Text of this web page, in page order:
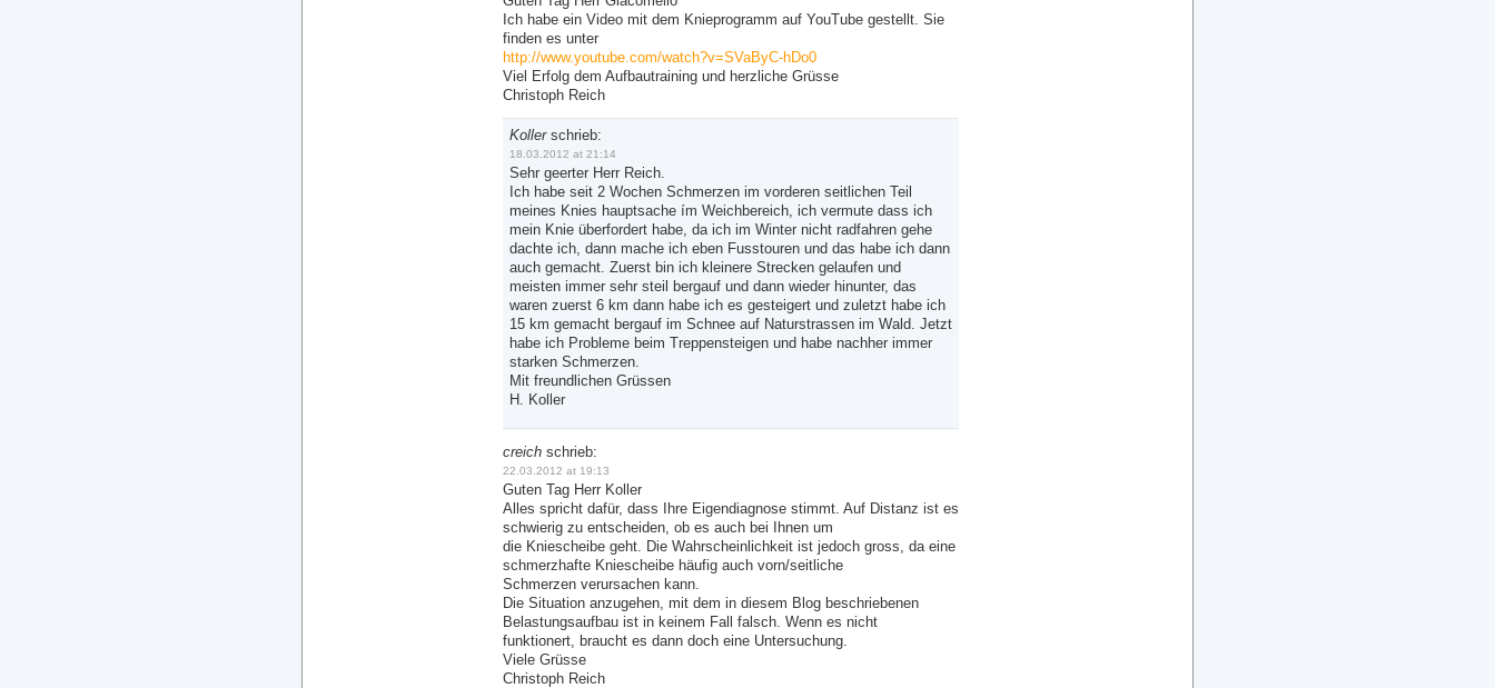
Ich habe ein Video mit dem Knieprogramm auf YouTube gestellt. Sie
finden es unter
http://www.youtube.com/watch?v=SVaByC-hDo0
Viel Erfolg dem Aufbautraining und herzliche Grüsse
Christoph Reich
Kollerschrieb:
18.03.2012 at 21:14
Sehr geerter Herr Reich.
Ich habe seit 2 Wochen Schmerzen im vorderen seitlichen Teil
meines Knies hauptsache ím Weichbereich, ich vermute dass ich
mein Knie überfordert habe, da ich im Winter nicht radfahren gehe
dachte ich, dann mache ich eben Fusstouren und das habe ich dann
auch gemacht. Zuerst bin ich kleinere Strecken gelaufen und
meisten immer sehr steil bergauf und dann wieder hinunter, das
waren zuerst 6 km dann habe ich es gesteigert und zuletzt habe ich
15 km gemacht bergauf im Schnee auf Naturstrassen im Wald. Jetzt
habe ich Probleme beim Treppensteigen und habe nachher immer
starken Schmerzen.
Mit freundlichen Grüssen
H. Koller
creich schrieb:
22.03.2012 at 19:13
Guten Tag Herr Koller
Alles spricht dafür, dass Ihre Eigendiagnose stimmt. Auf Distanz ist es
schwierig zu entscheiden, ob es auch bei Ihnen um
die Kniescheibe geht. Die Wahrscheinlichkeit ist jedoch gross, da eine
schmerzhafte Kniescheibe häufig auch vorn/seitliche
Schmerzen verursachen kann.
Die Situation anzugehen, mit dem in diesem Blog beschriebenen
Belastungsaufbau ist in keinem Fall falsch. Wenn es nicht
funktionert, braucht es dann doch eine Untersuchung.
Viele Grüsse
Christoph Reich